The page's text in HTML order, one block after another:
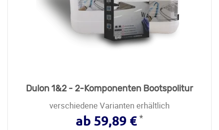
Dulon 1&2 - 2-Komponenten Bootspolitur
verschiedene Varianten erhältlich
ab 59,89 € *